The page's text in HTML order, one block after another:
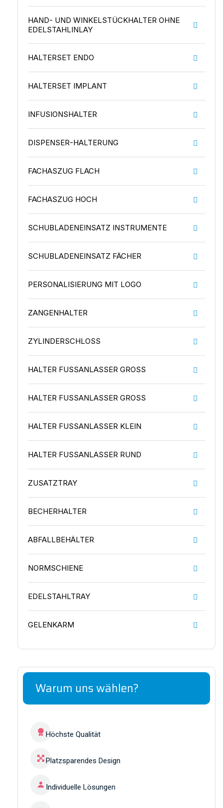
HAND- UND WINKELSTÜCKHALTER OHNE
EDELSTAHLINLAY
HALTERSET ENDO
HALTERSET IMPLANT
INFUSIONSHALTER
DISPENSER-HALTERUNG
FACHASZUG FLACH
FACHASZUG HOCH
SCHUBLADENEINSATZ INSTRUMENTE
SCHUBLADENEINSATZ FÄCHER
PERSONALISIERUNG MIT LOGO
ZANGENHALTER
ZYLINDERSCHLOSS
HALTER FUSSANLASSER GROSS
HALTER FUSSANLASSER GROSS
HALTER FUSSANLASSER KLEIN
HALTER FUSSANLASSER RUND
ZUSATZTRAY
BECHERHALTER
ABFALLBEHÄLTER
NORMSCHIENE
EDELSTAHLTRAY
GELENKARM
Warum uns wählen?
Höchste Qualität
Platzsparendes Design
Individuelle Lösungen